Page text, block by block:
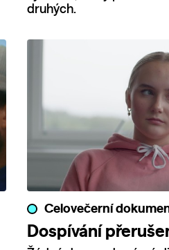
druhých.
Celovečerní
Dospívání